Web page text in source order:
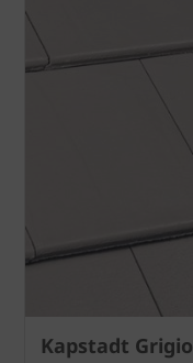
Kapstadt Grigio